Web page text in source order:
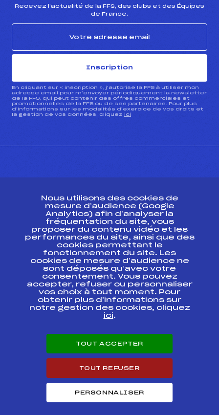
Recevez l’actualité de la FFS, des clubs et des Équipes
de France.
Inscription
En cliquant sur « inscription », j’autorise la FFS à utiliser mon
adresse email pour m’envoyer périodiquement la newsletter
de la FFS, qui peut contenir des offres commerciales et
promotionnelles de la FFS ou de ses partenaires. Pour plus
d’informations sur les modalités d’exercice de vos droits et
la gestion de vos données, cliquez ici
Ressources
Pass’Neige
Projet sportif fédéral
Projet de performance fédéral
Antidopage
Pôle Développement, Formation, Suivi
Scientifique
Listes ministérielles
Pôle vie de l’athlète
Enseignement professionnel
Carrières
Nous utilisons des cookies de
mesure d’audience (Google
Analytics) afin d’analyser la
fréquentation du site, vous
proposer du contenu vidéo et les
performances du site, ainsi que des
cookies permettant le
fonctionnement du site. Les
cookies de mesure d’audience ne
sont déposés qu’avec votre
consentement. Vous pouvez
accepter, refuser ou personnaliser
vos choix à tout moment. Pour
obtenir plus d'informations sur
notre gestion des cookies, cliquez
ici.
TOUT ACCEPTER
TOUT REFUSER
PERSONNALISER